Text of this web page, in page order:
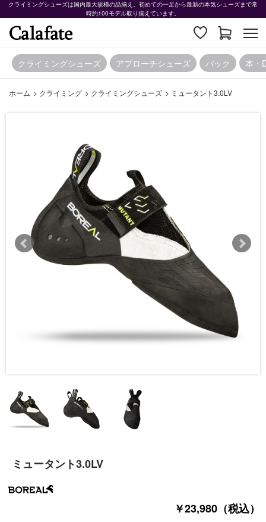
クライミングシューズは国内最大規模の品揃え。初めての一足から最新の本気シューズまで常
時約100モデル取り揃えています。
クライミングシューズ アプローチシューズ パック 本・
ホーム > クライミング > クライミングシューズ > ミュータント3.0LV
ミュータント3.0LV
￥23,980（税込）